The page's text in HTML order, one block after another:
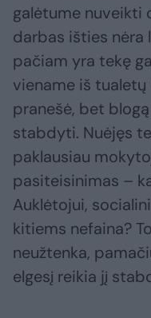
galėtume nuveikti
darbas išties nėra
pačiam yra tekę
viename iš tualetų
pranešė, bet
stabdyti. Nuėjęs
paklausiau
pasiteisinimas –
Auklėtojui,
kitiems nefaina?
neužtenka,
elgesį reikia jį